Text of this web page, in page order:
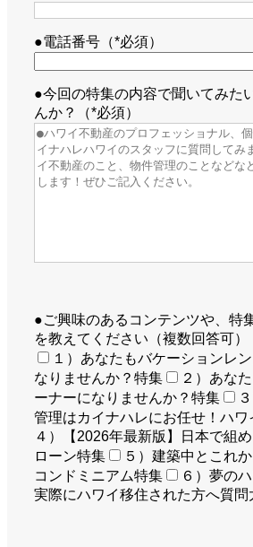
●電話番号（*必須）
●今回の特集の内容で聞いてみた
んか？（*必須）
●ご興味のあるコンテンツや、特
を教えてください（複数回答可）
１）あなたもバケーションレ
なりませんか？特集
２）あな
ーナーになりませんか？特集
管理はカイナハレにお任せ！ハ
４）【2026年最新版】日本で組
ローン特集
５）建築中とこれ
コンドミニアム特集
６）夢の
実際にハワイ移住された方へ質問